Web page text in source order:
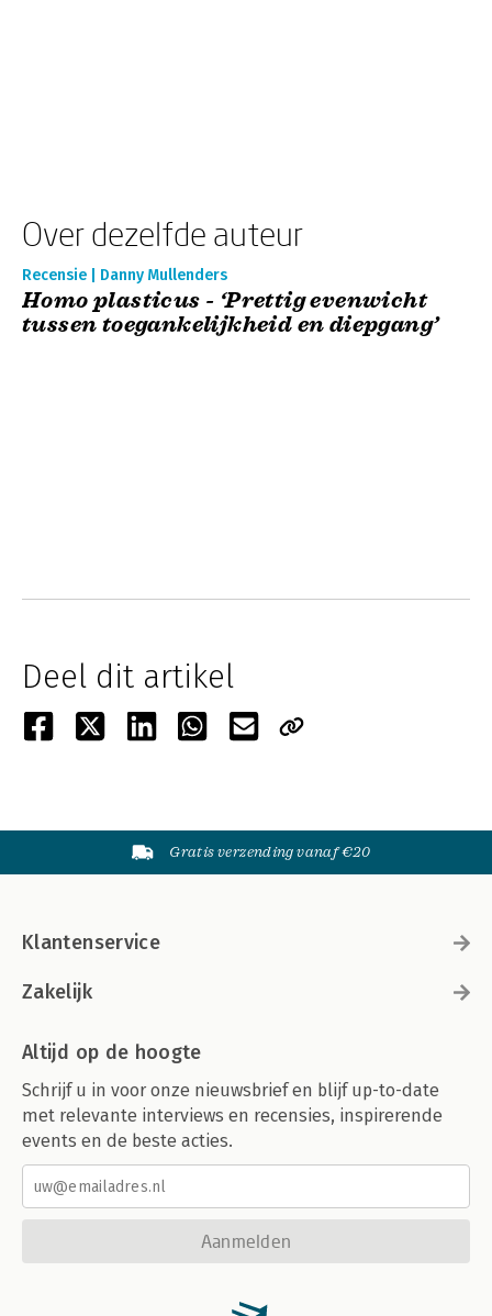
Over dezelfde auteur
Recensie | Danny Mullenders
Homo plasticus - ‘Prettig evenwicht
tussen toegankelijkheid en diepgang’
Deel dit artikel
Gratis verzending vanaf €20
Klantenservice
Zakelijk
Altijd op de hoogte
Schrijf u in voor onze nieuwsbrief en blijf up-to-date
met relevante interviews en recensies, inspirerende
events en de beste acties.
Aanmelden